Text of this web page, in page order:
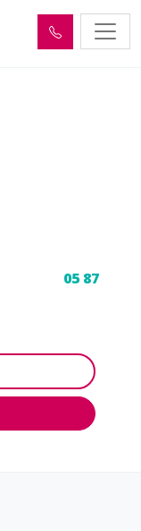
05 87